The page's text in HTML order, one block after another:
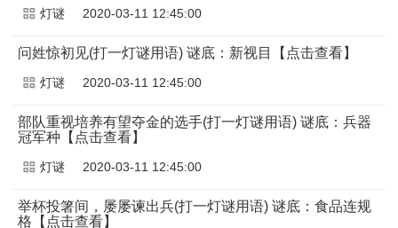
2020-03-11 12:45:00
灯谜
问姓惊初见(打一灯谜用语) 谜底：新视目【点击查看】
2020-03-11 12:45:00
灯谜
部队重视培养有望夺金的选手(打一灯谜用语) 谜底：兵器
冠军种【点击查看】
2020-03-11 12:45:00
灯谜
举杯投箸间，屡屡谏出兵(打一灯谜用语) 谜底：食品连规
格【点击查看】